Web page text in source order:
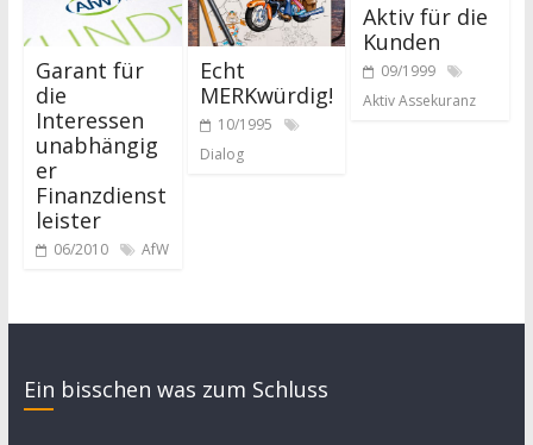
Garant für
die
Interessen
unabhängig
er
Finanzdienst
leister
06/2010 AfW
Echt
MERKwürdig!
10/1995
Dialog
Aktiv für die
Kunden
09/1999
Aktiv Assekuranz
Ein bisschen was zum Schluss